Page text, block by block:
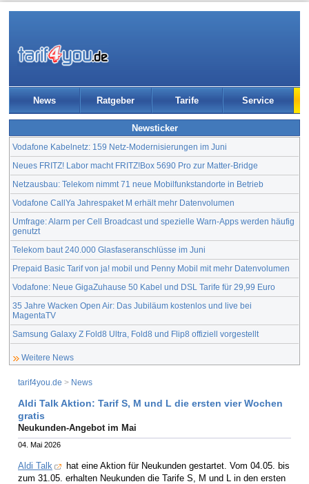
News Ratgeber Tarife Service
Newsticker
Vodafone Kabelnetz: 159 Netz-Modernisierungen im Juni
Neues FRITZ! Labor macht FRITZ!Box 5690 Pro zur Matter-Bridge
Netzausbau: Telekom nimmt 71 neue Mobilfunkstandorte in Betrieb
Vodafone CallYa Jahrespaket M erhält mehr Datenvolumen
Umfrage: Alarm per Cell Broadcast und spezielle Warn-Apps werden häufig
genutzt
Telekom baut 240.000 Glasfaseranschlüsse im Juni
Prepaid Basic Tarif von ja! mobil und Penny Mobil mit mehr Datenvolumen
Vodafone: Neue GigaZuhause 50 Kabel und DSL Tarife für 29,99 Euro
35 Jahre Wacken Open Air: Das Jubiläum kostenlos und live bei
MagentaTV
Samsung Galaxy Z Fold8 Ultra, Fold8 und Flip8 offiziell vorgestellt
Weitere News
tarif4you.de > News
Aldi Talk Aktion: Tarif S, M und L die ersten vier Wochen
gratis
Neukunden-Angebot im Mai
04. Mai 2026
Aldi Talk
hat eine Aktion für Neukunden gestartet. Vom 04.05. bis
zum 31.05. erhalten Neukunden die Tarife S, M und L in den ersten